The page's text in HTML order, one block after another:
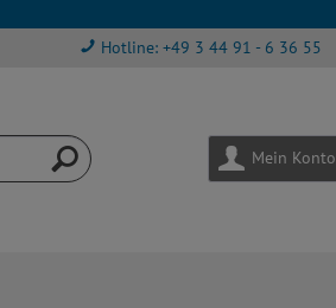
Hotline: +49 3 44 91 - 6 36 55
Mein Konto